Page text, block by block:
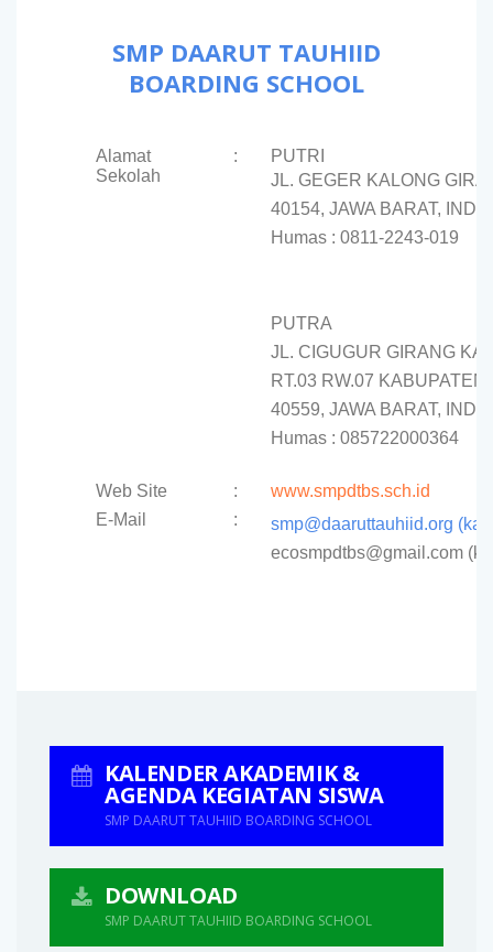
SMP DAARUT TAUHIID
BOARDING SCHOOL
Alamat
Sekolah
:
PUTRI
JL. GEGER KALONG
40154, JAWA BARAT,
Humas : 0811-2243-019
PUTRA
JL. CIGUGUR GIRANG
RT.03 RW.07
40559, JAWA BARAT,
Humas : 085722000364
Web Site :
www.smpdtbs.sch.id
E-Mail
:
smp@daaruttauhiid.org
ecosmpdtbs@gmail.com
KALENDER AKADEMIK &
AGENDA KEGIATAN SISWA
SMP DAARUT TAUHIID BOARDING SCHOOL
DOWNLOAD
SMP DAARUT TAUHIID BOARDING SCHOOL